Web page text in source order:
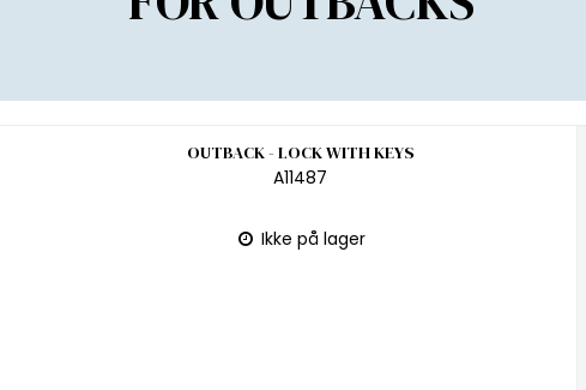
OUTBACK - LOCK WITH KEYS
A11487
Ikke på lager